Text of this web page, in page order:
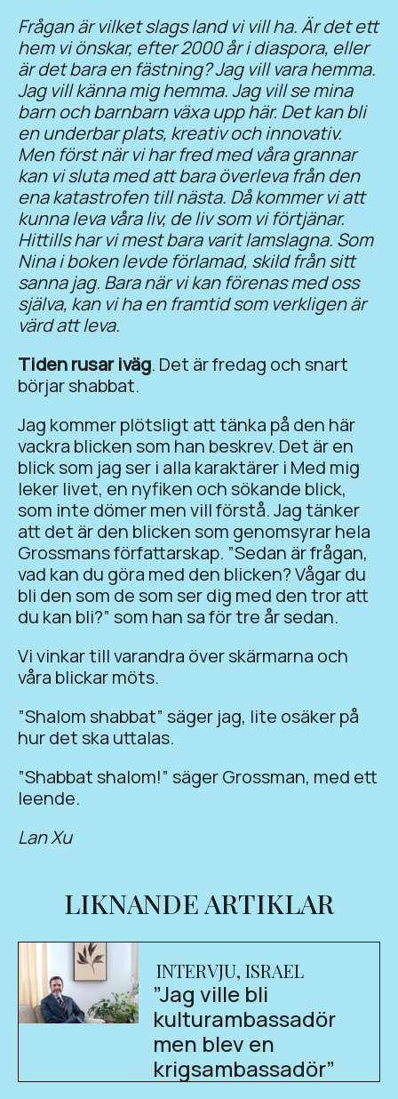
Frågan är vilket slags land vi vill ha. Är det ett
hem vi önskar, efter 2000 år i diaspora, eller
är det bara en fästning? Jag vill vara hemma.
Jag vill känna mig hemma. Jag vill se mina
barn och barnbarn växa upp här. Det kan bli
en underbar plats, kreativ och innovativ.
Men först när vi har fred med våra grannar
kan vi sluta med att bara överleva från den
ena katastrofen till nästa. Då kommer vi att
kunna leva våra liv, de liv som vi förtjänar.
Hittills har vi mest bara varit lamslagna. Som
Nina i boken levde förlamad, skild från sitt
sanna jag. Bara när vi kan förenas med oss
själva, kan vi ha en framtid som verkligen är
värd att leva.
Tiden rusar iväg. Det är fredag och snart
börjar shabbat.
Jag kommer plötsligt att tänka på den här
vackra blicken som han beskrev. Det är en
blick som jag ser i alla karaktärer i Med mig
leker livet, en nyfiken och sökande blick,
som inte dömer men vill förstå. Jag tänker
att det är den blicken som genomsyrar hela
Grossmans författarskap. ”Sedan är frågan,
vad kan du göra med den blicken? Vågar du
bli den som de som ser dig med den tror att
du kan bli?” som han sa för tre år sedan.
Vi vinkar till varandra över skärmarna och
våra blickar möts.
”Shalom shabbat” säger jag, lite osäker på
hur det ska uttalas.
”Shabbat shalom!” säger Grossman, med ett
leende.
Lan Xu
LIKNANDE ARTIKLAR
INTERVJU,ISRAEL
”Jag ville bli
kulturambassadör
men blev en
krigsambassadör”